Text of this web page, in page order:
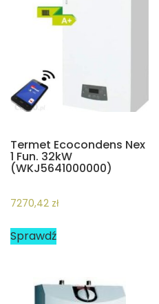
Termet Ecocondens Nex
1 Fun. 32kW
(WKJ5641000000)
7270,42 zł
Sprawdź